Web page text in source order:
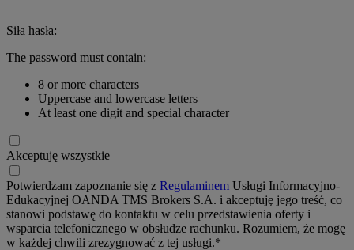
Siła hasła:
The password must contain:
8 or more characters
Uppercase and lowercase letters
At least one digit and special character
Akceptuję wszystkie
Potwierdzam zapoznanie się z Regulaminem Usługi Informacyjno-
Edukacyjnej OANDA TMS Brokers S.A. i akceptuję jego treść, co
stanowi podstawę do kontaktu w celu przedstawienia oferty i
wsparcia telefonicznego w obsłudze rachunku. Rozumiem, że mogę
w każdej chwili zrezygnować z tej usługi.*